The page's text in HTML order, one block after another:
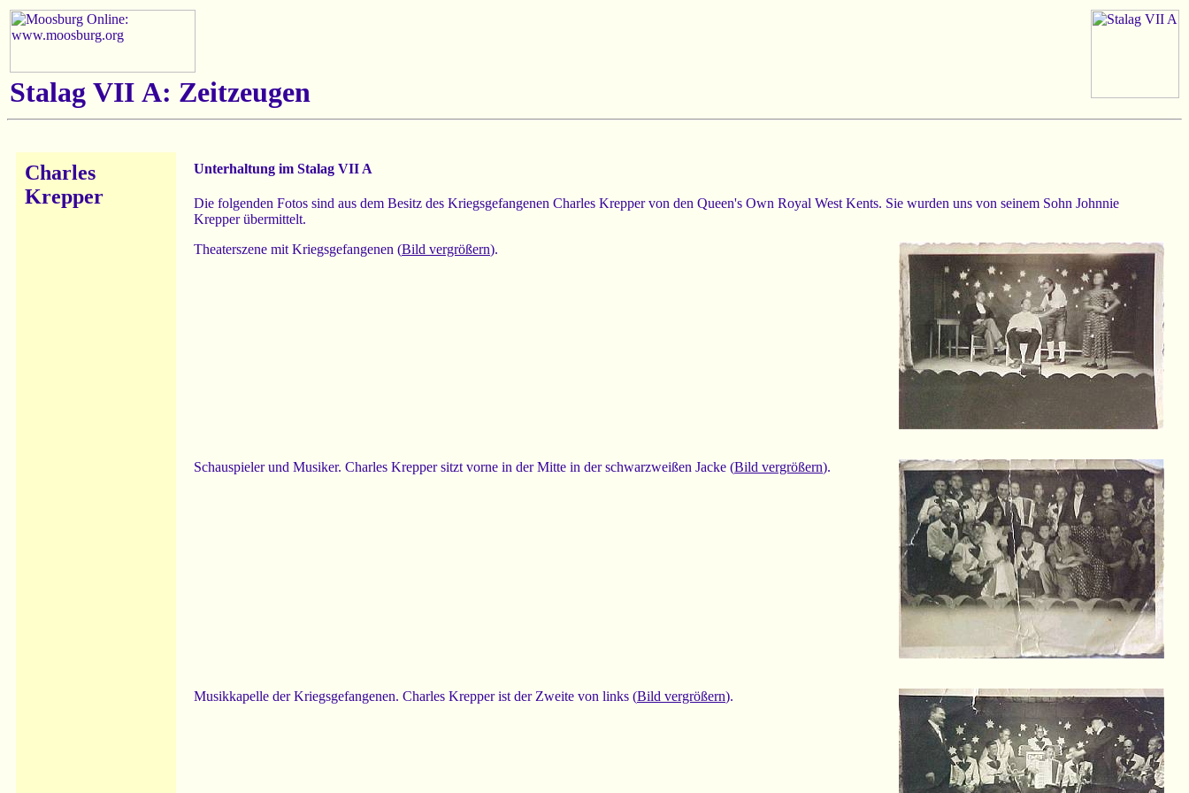
Stalag VII A: Zeitzeugen
Charles
Krepper
Unterhaltung im Stalag VII A
Die folgenden Fotos sind aus dem Besitz des Kriegsgefangenen Charles Krepper von den Queen's Own Royal West Kents. Sie wurden uns von seinem Sohn Johnnie
Krepper übermittelt.
Theaterszene mit Kriegsgefangenen (Bild vergrößern).
Schauspieler und Musiker. Charles Krepper sitzt vorne in der Mitte in der schwarzweißen Jacke (Bild vergrößern).
Musikkapelle der Kriegsgefangenen. Charles Krepper ist der Zweite von links (Bild vergrößern).